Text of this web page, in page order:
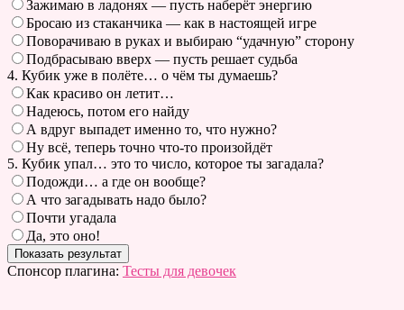
Зажимаю в ладонях — пусть наберёт энергию
Бросаю из стаканчика — как в настоящей игре
Поворачиваю в руках и выбираю “удачную” сторону
Подбрасываю вверх — пусть решает судьба
4. Кубик уже в полёте… о чём ты думаешь?
Как красиво он летит…
Надеюсь, потом его найду
А вдруг выпадет именно то, что нужно?
Ну всё, теперь точно что-то произойдёт
5. Кубик упал… это то число, которое ты загадала?
Подожди… а где он вообще?
А что загадывать надо было?
Почти угадала
Да, это оно!
Спонсор плагина: Тесты для девочек